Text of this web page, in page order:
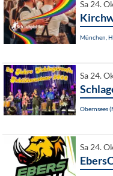
Sa 24.
München,
Sa 24.
Obernsees
Sa 24.